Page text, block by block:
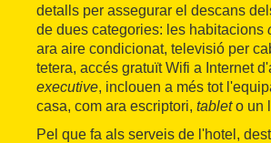
detalls per assegurar el descans
de dues categories: les habitacions
ara aire condicionat, televisió per
tetera, accés gratuït Wifi a Internet
executive, inclouen a més tot
casa, com ara escriptori, tableto un
Pel que fa als serveis de l'hotel,